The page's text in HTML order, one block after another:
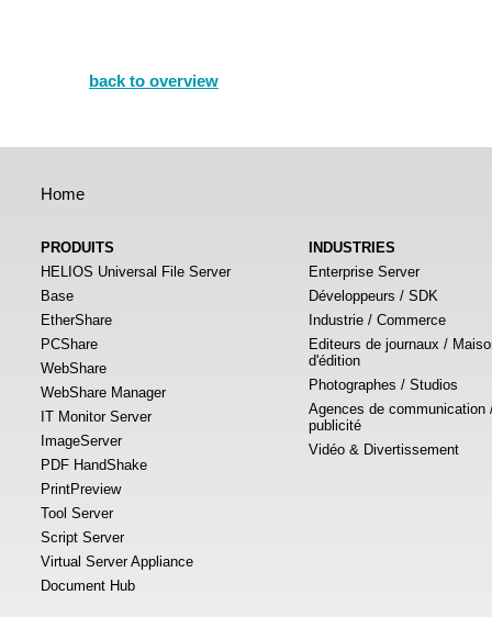
back to overview
Home
PRODUITS
HELIOS Universal File Server
Base
EtherShare
PCShare
WebShare
WebShare Manager
IT Monitor Server
ImageServer
PDF HandShake
PrintPreview
Tool Server
Script Server
Virtual Server Appliance
Document Hub
INDUSTRIES
Enterprise Server
Développeurs / SDK
Industrie / Commerce
Editeurs de journaux /
d'édition
Photographes / Studios
Agences de communication
publicité
Vidéo & Divertissement